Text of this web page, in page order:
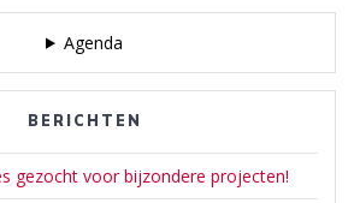
Agenda
BERICHTEN
gezocht voor bijzondere projecten!